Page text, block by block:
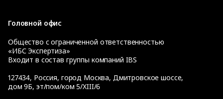
Головной офис
Общество с ограниченной ответственностью
«ИБС Экспертиза»
Входит в состав группы компаний IBS
127434, Россия, город Москва, Дмитровское шоссе,
дом 9Б, эт/пом/ком 5/XIII/6